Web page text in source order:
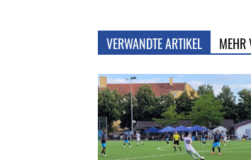
VERWANDTE ARTIKEL MEHR